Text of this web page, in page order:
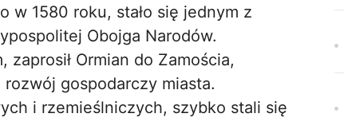
w 1580 roku, stało się jednym z
Obojga Narodów.
Ormian do Zamościa,
gospodarczy miasta.
i rzemieślniczych, szybko stali się